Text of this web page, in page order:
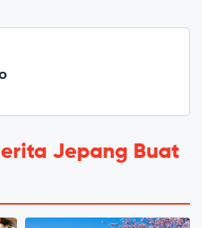
Jepang Buat